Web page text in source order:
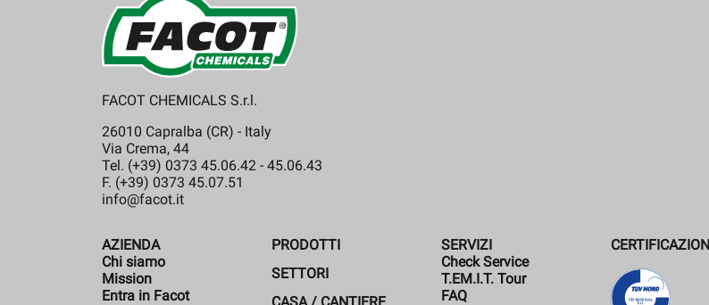
FACOT CHEMICALS S.r.l.
26010 Capralba (CR) - Italy
Via Crema, 44
Tel. (+39) 0373 45.06.42 - 45.06.43
F. (+39) 0373 45.07.51
info@facot.it
AZIENDA
Chi siamo
Mission
Entra in Facot
PRODOTTI
SETTORI
CASA / CANTIERE
SERVIZI
Check Service
T.EM.I.T. Tour
FAQ
CERTIFICAZIONI